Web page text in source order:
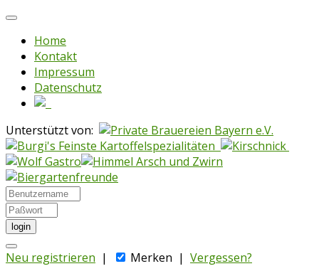
Home
Kontakt
Impressum
Datenschutz
Unterstützt von:
login
Neu registrieren | Merken | Vergessen?